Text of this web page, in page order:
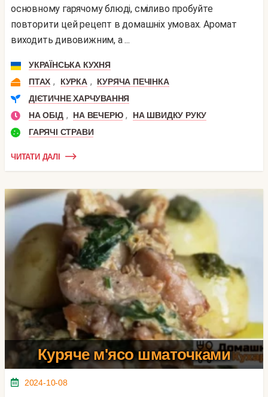
основному гарячому блюді, сміливо пробуйте
повторити цей рецепт в домашніх умовах. Аромат
виходить дивовижним, а ...
УКРАЇНСЬКА КУХНЯ
ПТАХ , КУРКА ,
КУРЯЧА ПЕЧІНКА
ДІЄТИЧНЕ ХАРЧУВАННЯ
НА ОБІД , НА ВЕЧЕРЮ ,
НА ШВИДКУ РУКУ
ГАРЯЧІ СТРАВИ
ЧИТАТИ ДАЛІ
Куряче м'ясо шматочками
2024-10-08